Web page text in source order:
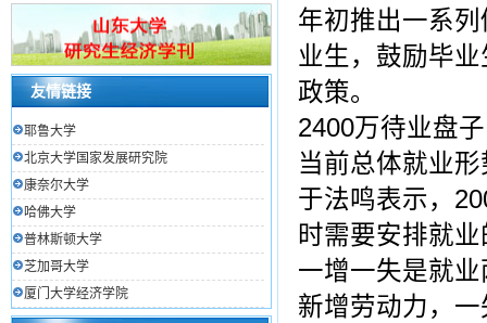
友情链接
耶鲁大学
北京大学国家发展研究院
康奈尔大学
哈佛大学
普林斯顿大学
芝加哥大学
厦门大学经济学院
年初推出一系
业生，鼓励毕
政策。
2400万待业盘子
当前总体就业
于法鸣表示，
时需要安排就
一增一失是就
新增劳动力，